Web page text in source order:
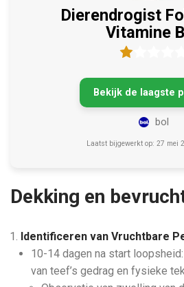
Dierendrogist
Vitamine
Bekijk de laagste
bol
Laatst bijgewerkt op: 27 mei
Dekking en
Identificeren van Vruchtbare
10-14 dagen na start
van teef’s gedrag en fysieke